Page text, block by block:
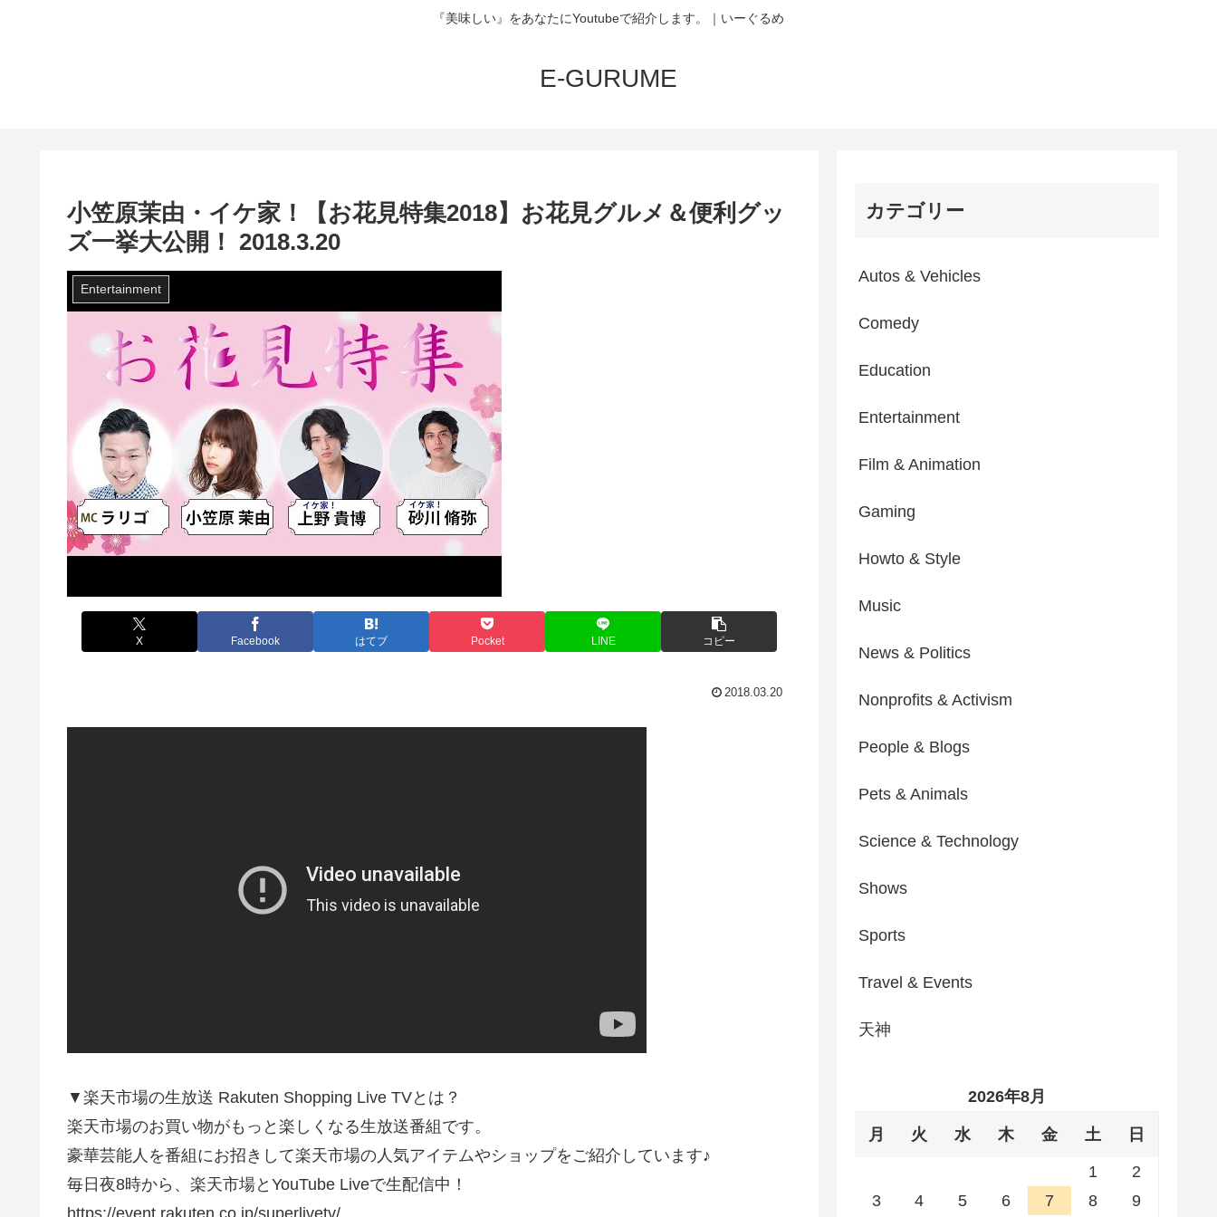
『美味しい』をあなたにYoutubeで紹介します。｜いーぐるめ
E-GURUME
小笠原茉由・イケ家！【お花見特集2018】お花見グルメ＆便利グッ
ズ一挙大公開！ 2018.3.20
Entertainment
X Facebook はてブ Pocket LINE コピー
2018.03.20
▼楽天市場の生放送 Rakuten Shopping Live TVとは？
楽天市場のお買い物がもっと楽しくなる生放送番組です。
豪華芸能人を番組にお招きして楽天市場の人気アイテムやショップをご紹介しています♪
毎日夜8時から、楽天市場とYouTube Liveで生配信中！
https://event.rakuten.co.jp/superlivetv/
カテゴリー
Autos & Vehicles
Comedy
Education
Entertainment
Film & Animation
Gaming
Howto & Style
Music
News & Politics
Nonprofits & Activism
People & Blogs
Pets & Animals
Science & Technology
Shows
Sports
Travel & Events
天神
2026年8月
月 火 水 木 金 土 日
1
2
3
4 5 6 7 8
9